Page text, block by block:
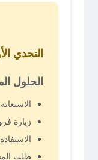
التحدي
الحلول
زيارة
طلب